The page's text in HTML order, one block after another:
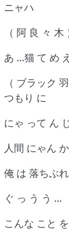
ニャハ
（ 阿 良 々
あ …猫 て め
（ ブラック
つもり に
にゃ って ん
人間 にゃん
俺 は 落ちぶ
ぐ っ う う …
こんな こと